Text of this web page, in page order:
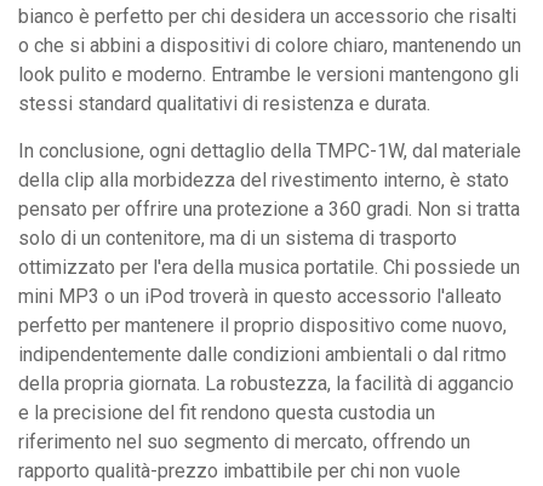
bianco è perfetto per chi desidera un accessorio che risalti
o che si abbini a dispositivi di colore chiaro, mantenendo un
look pulito e moderno. Entrambe le versioni mantengono gli
stessi standard qualitativi di resistenza e durata.
In conclusione, ogni dettaglio della TMPC-1W, dal materiale
della clip alla morbidezza del rivestimento interno, è stato
pensato per offrire una protezione a 360 gradi. Non si tratta
solo di un contenitore, ma di un sistema di trasporto
ottimizzato per l'era della musica portatile. Chi possiede un
mini MP3 o un iPod troverà in questo accessorio l'alleato
perfetto per mantenere il proprio dispositivo come nuovo,
indipendentemente dalle condizioni ambientali o dal ritmo
della propria giornata. La robustezza, la facilità di aggancio
e la precisione del fit rendono questa custodia un
riferimento nel suo segmento di mercato, offrendo un
rapporto qualità-prezzo imbattibile per chi non vuole